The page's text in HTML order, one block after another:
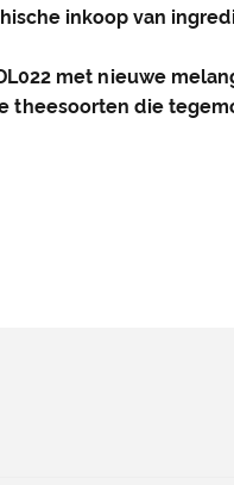
inkoop van
met nieuwe
theesoorten die